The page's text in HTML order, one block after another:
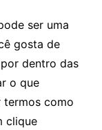
ser uma
gosta de
dentro das
o que
termos como
clique